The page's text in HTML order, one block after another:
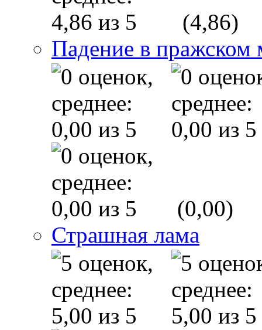
(4,86)
Падение в пражском
(0,00)
Страшная лама